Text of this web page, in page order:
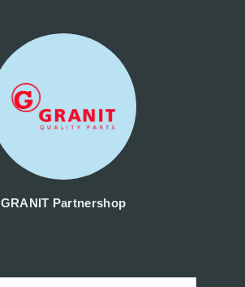
GRANIT Partnershop